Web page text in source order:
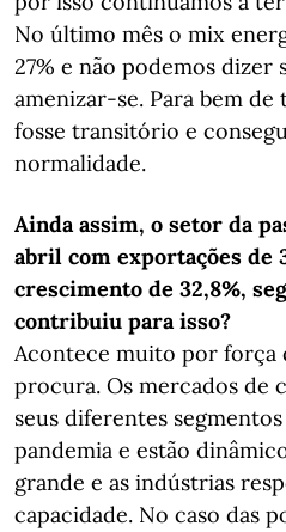
No último mês o mix
27% e não podemos dizer
amenizar-se. Para bem de
fosse transitório e
normalidade.
Ainda assim, o setor da
abril com exportações de
crescimento de 32,8%,
contribuiu para isso?
Acontece muito por força
procura. Os mercados de
seus diferentes
pandemia e estão
grande e as indústrias
capacidade. No caso das